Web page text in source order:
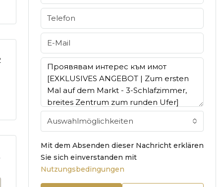
Auswahlmöglichkeiten
Mit dem Absenden dieser Nachricht erklären
Sie sich einverstanden mit
Nutzungsbedingungen